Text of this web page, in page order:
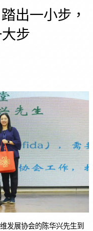
出一小步，
步
发展协会的陈华兴先生到